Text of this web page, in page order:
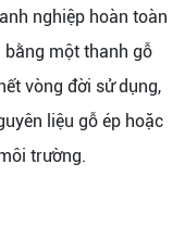
nghiệp hoàn toàn
bằng một thanh gỗ
vòng đời sử dụng,
liệu gỗ ép hoặc
trường.